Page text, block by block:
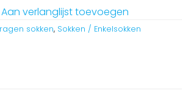
Aan verlanglijst toevoegen
sokken, Sokken / Enkelsokken